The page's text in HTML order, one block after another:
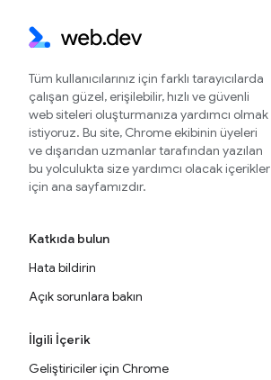
Tüm kullanıcılarınız için farklı tarayıcılarda
çalışan güzel, erişilebilir, hızlı ve güvenli
web siteleri oluşturmanıza yardımcı olmak
istiyoruz. Bu site, Chrome ekibinin üyeleri
ve dışarıdan uzmanlar tarafından yazılan
bu yolculukta size yardımcı olacak içerikler
için ana sayfamızdır.
Katkıda bulun
Hata bildirin
Açık sorunlara bakın
İlgili İçerik
Geliştiriciler için Chrome